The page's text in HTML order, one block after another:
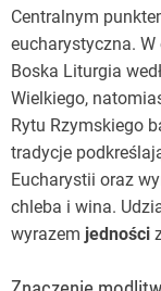
Centralnym
eucharystyczna.
Boska Liturgia
Wielkiego,
Rytu Rzymskiego
tradycje
Eucharystii oraz
chleba i wina.
wyrazem jedności